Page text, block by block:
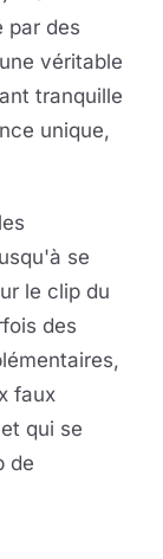
par des
véritable
tranquille
unique,
se
le clip du
des
faux
qui se
de